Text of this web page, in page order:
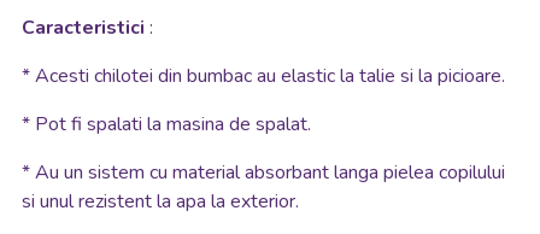
Caracteristici :
* Acesti chilotei din bumbac au elastic la talie si la picioare.
* Pot fi spalati la masina de spalat.
* Au un sistem cu material absorbant langa pielea copilului
si unul rezistent la apa la exterior.